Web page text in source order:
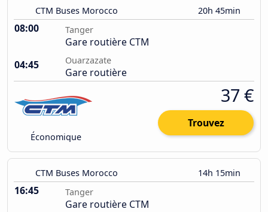
CTM Buses Morocco 20h 45min
08:00 Tanger
Gare routière CTM
04:45
Ouarzazate
Gare routière
Économique
37 €
Trouvez
CTM Buses Morocco 14h 15min
16:45 Tanger
Gare routière CTM